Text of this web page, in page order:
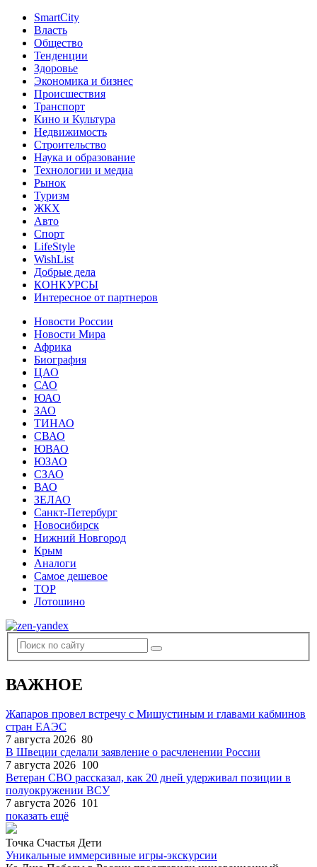
SmartCity
Власть
Общество
Тенденции
Здоровье
Экономика и бизнес
Происшествия
Транспорт
Кино и Культура
Недвижимость
Строительство
Наука и образование
Технологии и медиа
Рынок
Туризм
ЖКХ
Авто
Спорт
LifeStyle
WishList
Добрые дела
КОНКУРСЫ
Интересное от партнеров
Новости России
Новости Мира
Африка
Биография
ЦАО
САО
ЮАО
ЗАО
ТИНАО
СВАО
ЮВАО
ЮЗАО
СЗАО
ВАО
ЗЕЛАО
Санкт-Петербург
Новосибирск
Нижний Новгород
Крым
Аналоги
Самое дешевое
TOP
Лотошино
ВАЖНОЕ
Жапаров провел встречу с Мишустиным и главами кабминов
стран ЕАЭС
7 августа 2026 80
В Швеции сделали заявление о расчленении России
7 августа 2026 100
Ветеран СВО рассказал, как 20 дней удерживал позиции в
полуокружении ВСУ
7 августа 2026 101
показать ещё
Точка Счастья Дети
Уникальные иммерсивные игры-экскурсии